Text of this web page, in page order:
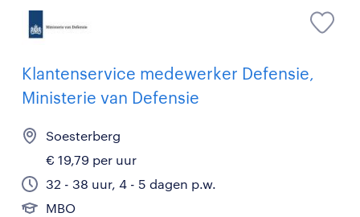
Klantenservice medewerker Defensie,
Ministerie van Defensie
Soesterberg
€ 19,79 per uur
32 - 38 uur, 4 - 5 dagen p.w.
MBO